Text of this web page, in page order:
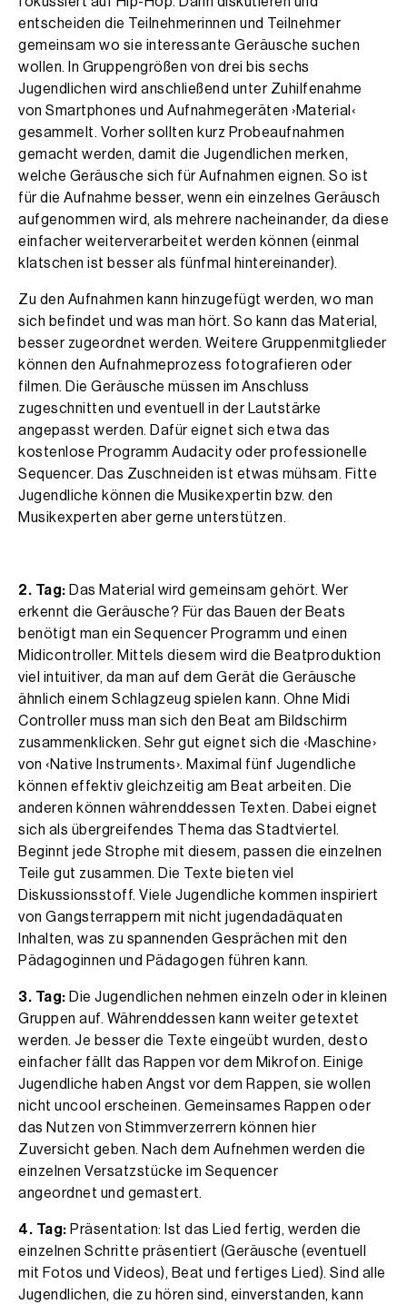
entscheiden die Teilnehmerinnen und Teilnehmer
gemeinsam wo sie interessante Geräusche suchen
wollen. In Gruppengrößen von drei bis sechs
Jugendlichen wird anschließend unter Zuhilfenahme
von Smartphones und Aufnahmegeräten ›Material‹
gesammelt. Vorher sollten kurz Probeaufnahmen
gemacht werden, damit die Jugendlichen merken,
welche Geräusche sich für Aufnahmen eignen. So ist
für die Aufnahme besser, wenn ein einzelnes Geräusch
aufgenommen wird, als mehrere nacheinander, da diese
einfacher weiterverarbeitet werden können (einmal
klatschen ist besser als fünfmal hintereinander).
Zu den Aufnahmen kann hinzugefügt werden, wo man
sich befindet und was man hört. So kann das Material,
besser zugeordnet werden. Weitere Gruppenmitglieder
können den Aufnahmeprozess fotografieren oder
filmen. Die Geräusche müssen im Anschluss
zugeschnitten und eventuell in der Lautstärke
angepasst werden. Dafür eignet sich etwa das
kostenlose Programm Audacity oder professionelle
Sequencer. Das Zuschneiden ist etwas mühsam. Fitte
Jugendliche können die Musikexpertin bzw. den
Musikexperten aber gerne unterstützen.
2. Tag: Das Material wird gemeinsam gehört. Wer
erkennt die Geräusche? Für das Bauen der Beats
benötigt man ein Sequencer Programm und einen
Midicontroller. Mittels diesem wird die Beatproduktion
viel intuitiver, da man auf dem Gerät die Geräusche
ähnlich einem Schlagzeug spielen kann. Ohne Midi
Controller muss man sich den Beat am Bildschirm
zusammenklicken. Sehr gut eignet sich die ‹Maschine›
von ‹Native Instruments›. Maximal fünf Jugendliche
können effektiv gleichzeitig am Beat arbeiten. Die
anderen können währenddessen Texten. Dabei eignet
sich als übergreifendes Thema das Stadtviertel.
Beginnt jede Strophe mit diesem, passen die einzelnen
Teile gut zusammen. Die Texte bieten viel
Diskussionsstoff. Viele Jugendliche kommen inspiriert
von Gangsterrappern mit nicht jugendadäquaten
Inhalten, was zu spannenden Gesprächen mit den
Pädagoginnen und Pädagogen führen kann.
3. Tag: Die Jugendlichen nehmen einzeln oder in kleinen
Gruppen auf. Währenddessen kann weiter getextet
werden. Je besser die Texte eingeübt wurden, desto
einfacher fällt das Rappen vor dem Mikrofon. Einige
Jugendliche haben Angst vor dem Rappen, sie wollen
nicht uncool erscheinen. Gemeinsames Rappen oder
das Nutzen von Stimmverzerrern können hier
Zuversicht geben. Nach dem Aufnehmen werden die
einzelnen Versatzstücke im Sequencer
angeordnet und gemastert.
4. Tag: Präsentation: Ist das Lied fertig, werden die
einzelnen Schritte präsentiert (Geräusche (eventuell
mit Fotos und Videos), Beat und fertiges Lied). Sind alle
Jugendlichen, die zu hören sind, einverstanden, kann